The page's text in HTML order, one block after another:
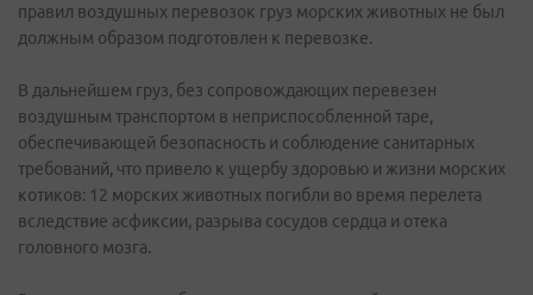
правил воздушных перевозок груз морских животных не был
должным образом подготовлен к перевозке.
В дальнейшем груз, без сопровождающих перевезен
воздушным транспортом в неприспособленной таре,
обеспечивающей безопасность и соблюдение санитарных
требований, что привело к ущербу здоровью и жизни морских
котиков: 12 морских животных погибли во время перелета
вследствие асфиксии, разрыва сосудов сердца и отека
головного мозга.